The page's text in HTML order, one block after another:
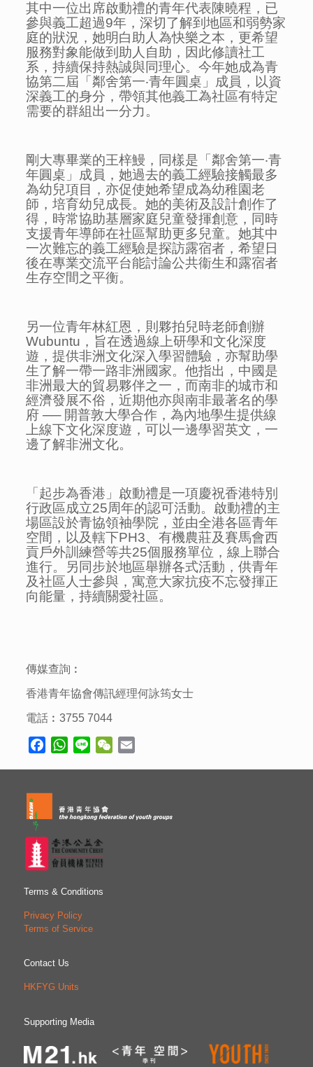
其中一位出席啟動禮的青年代表陳曉程，已
參與義工超過9年，深切了解到地區和弱勢家
庭的狀況，她明白助人為快樂之本，更希望
服務對象能做到助人自助，因此修讀社工
系，持續保持熱誠與同理心。今年她成為青
協第二屆「鄰舍第一‧青年圓桌」成員，以資
深義工的身分，帶領其他義工為社區有特定
需要的群組出一分力。
剛大專畢業的王梓鰻，同樣是「鄰舍第一‧青
年圓桌」成員，她過去的義工經驗接觸最多
為幼兒項目，亦促使她希望成為幼稚園老
師，培育幼兒成長。她的美術及設計創作了
得，時常協助基層家庭兒童發揮創意，同時
支援青年導師在社區幫助更多兒童。她其中
一次難忘的義工經驗是探訪露宿者，希望日
後在專業交流平台能討論公共衞生和露宿者
生存空間之平衡。
另一位青年林紅恩，則夥拍兒時老師創辦
Wubuntu，旨在透過線上研學和文化深度
遊，提供非洲文化深入學習體驗，亦幫助學
生了解一帶一路非洲國家。他指出，中國是
非洲最大的貿易夥伴之一，而南非的城市和
經濟發展不俗，近期他亦與南非最著名的學
府 ── 開普敦大學合作，為內地學生提供線
上線下文化深度遊，可以一邊學習英文，一
邊了解非洲文化。
「起步為香港」啟動禮是一項慶祝香港特別
行政區成立25周年的認可活動。啟動禮的主
場區設於青協領袖學院，並由全港各區青年
空間，以及轄下PH3、有機農莊及賽馬會西
貢戶外訓練營等共25個服務單位，線上聯合
進行。另同步於地區舉辦各式活動，供青年
及社區人士參與，寓意大家抗疫不忘發揮正
向能量，持續關愛社區。
傳媒查詢︰
香港青年協會傳訊經理何詠筠女士
電話︰3755 7044
FacebookWhatsApp
Line WeChat
Terms & Conditions
Privacy Policy
Terms of Service
Contact Us
HKFYG Units
Supporting Media